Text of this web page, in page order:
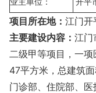
项目所在地： 江门开
主要建设内容： 江门
二级甲等项目，一
47平方米，总建筑
门诊部、住院部、